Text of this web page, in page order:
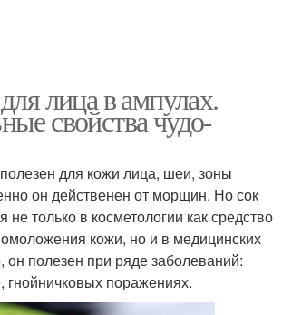
лица в ампулах.
свойства чудо-
для кожи лица, шеи, зоны
он действенен от морщин. Но сок
не только в косметологии как средство
кожи, но и в медицинских
полезен при ряде заболеваний:
гнойничковых поражениях.